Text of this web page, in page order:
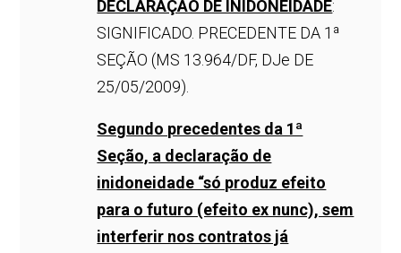
DECLARAÇÃO DE INIDONEIDADE:
SIGNIFICADO. PRECEDENTE DA 1ª
SEÇÃO (MS 13.964/DF, DJe DE
25/05/2009).
Segundo precedentes da 1ª
Seção, a declaração de
inidoneidade “só produz efeito
para o futuro (efeito ex nunc), sem
interferir nos contratos já